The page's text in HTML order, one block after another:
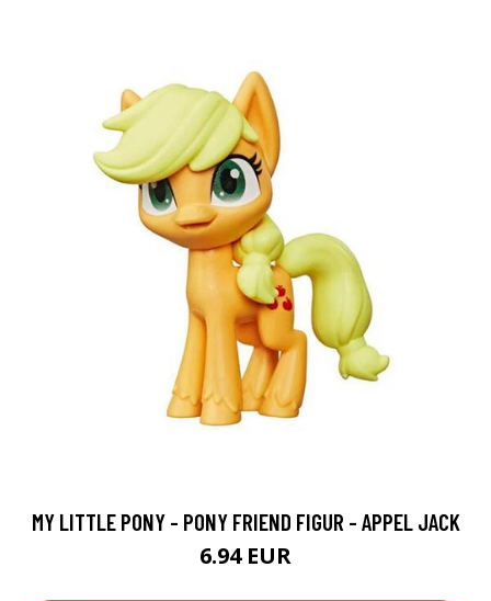
MY LITTLE PONY - PONY FRIEND FIGUR - APPEL JACK
6.94 EUR